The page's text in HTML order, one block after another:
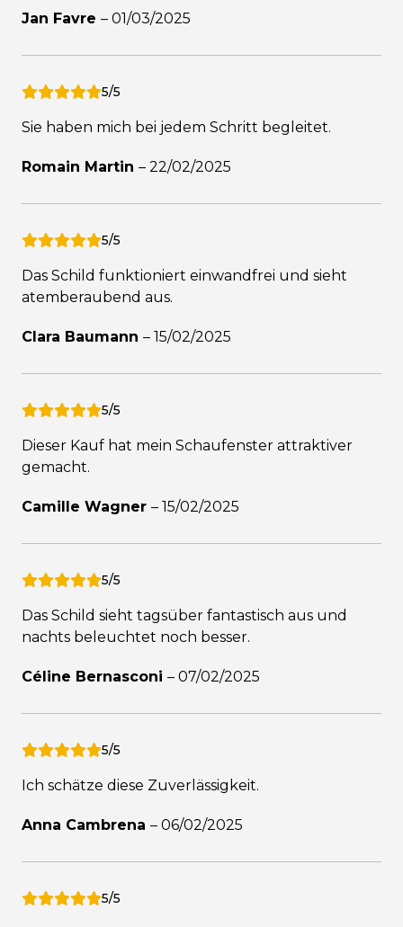
Jan Favre – 01/03/2025
5/5
Sie haben mich bei jedem Schritt begleitet.
Romain Martin – 22/02/2025
5/5
Das Schild funktioniert einwandfrei und sieht
atemberaubend aus.
Clara Baumann – 15/02/2025
5/5
Dieser Kauf hat mein Schaufenster attraktiver
gemacht.
Camille Wagner – 15/02/2025
5/5
Das Schild sieht tagsüber fantastisch aus und
nachts beleuchtet noch besser.
Céline Bernasconi – 07/02/2025
5/5
Ich schätze diese Zuverlässigkeit.
Anna Cambrena – 06/02/2025
5/5